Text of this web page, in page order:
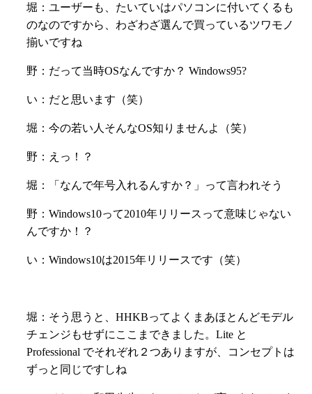
堀：ユーザーも、たいていはパソコンに付いてくるも
のなのですから、わざわざ選んで買っているツワモノ
揃いですね
野：だって当時OSなんですか？ Windows95?
い：だと思います（笑）
堀：今の若い人そんなOS知りませんよ（笑）
野：えっ！？
堀：「なんで年号入れるんすか？」って言われそう
野：Windows10って2010年リリースって意味じゃない
んですか！？
い：Windows10は2015年リリースです（笑）
堀：そう思うと、HHKBってよくまあほとんどモデル
チェンジもせずにここまできました。Lite と
Professional でそれぞれ２つありますが、コンセプトは
ずっと同じですしね